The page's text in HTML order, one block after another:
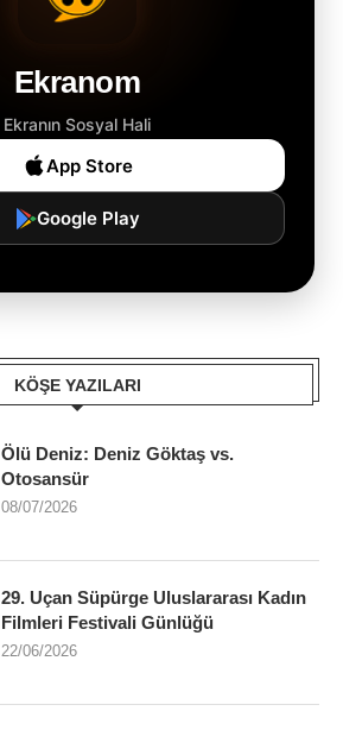
Ekranom
Ekranın Sosyal Hali
App Store
Google Play
KÖŞE YAZILARI
Ölü Deniz: Deniz Göktaş vs.
Otosansür
08/07/2026
29. Uçan Süpürge Uluslararası Kadın
Filmleri Festivali Günlüğü
22/06/2026